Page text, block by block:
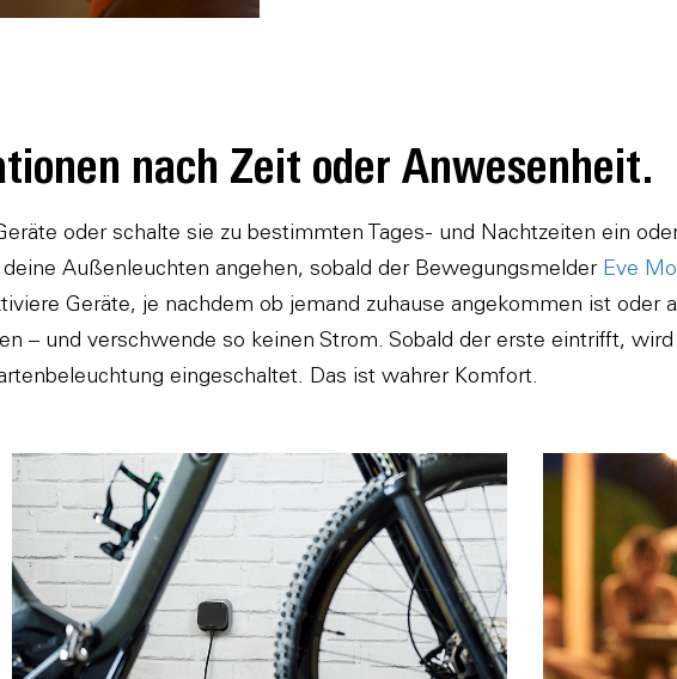
nach Zeit oder Anwesenheit.
oder schalte sie zu bestimmten Tages- und Nachtzeiten ein
Außenleuchten angehen, sobald der Bewegungsmelder Eve
Geräte, je nachdem ob jemand zuhause angekommen ist oder
– und verschwende so keinen Strom. Sobald der erste eintrifft,
eingeschaltet. Das ist wahrer Komfort.